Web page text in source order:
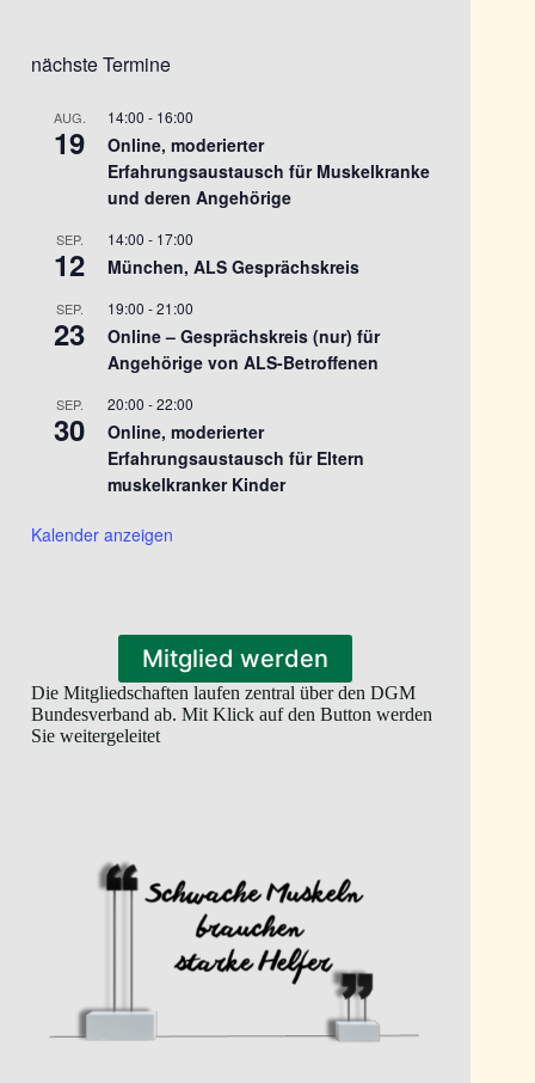
nächste Termine
AUG.
19
14:00 - 16:00
Online, moderierter
Erfahrungsaustausch für Muskelkranke
und deren Angehörige
SEP.
12
14:00 - 17:00
München, ALS Gesprächskreis
SEP.
23
19:00 -21:00
Online – Gesprächskreis (nur) für
Angehörige von ALS-Betroffenen
SEP.
30
20:00 -22:00
Online, moderierter
Erfahrungsaustausch für Eltern
muskelkranker Kinder
Kalender anzeigen
Mitglied werden
Die Mitgliedschaften laufen zentral über den DGM
Bundesverband ab. Mit Klick auf den Button werden
Sie weitergeleitet